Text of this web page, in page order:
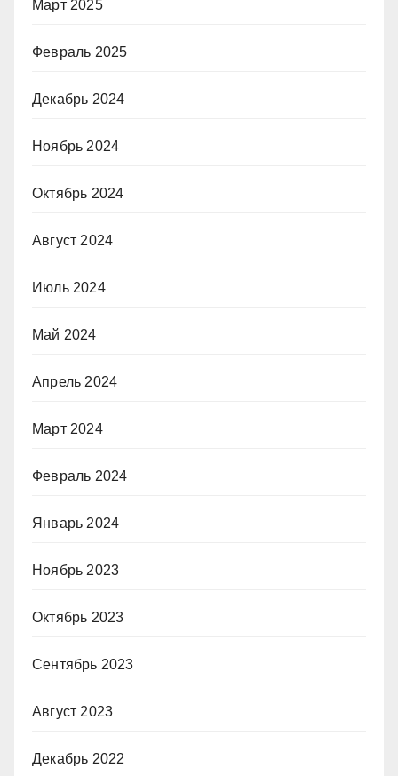
Март 2025
Февраль 2025
Декабрь 2024
Ноябрь 2024
Октябрь 2024
Август 2024
Июль 2024
Май 2024
Апрель 2024
Март 2024
Февраль 2024
Январь 2024
Ноябрь 2023
Октябрь 2023
Сентябрь 2023
Август 2023
Декабрь 2022